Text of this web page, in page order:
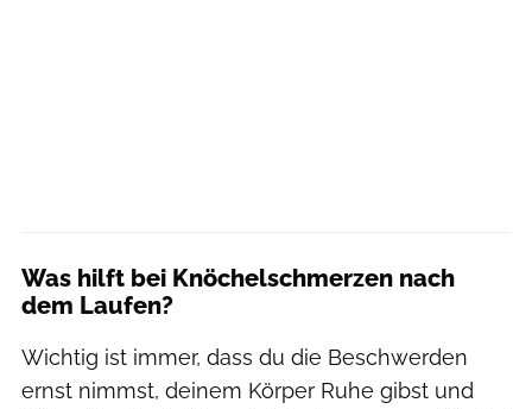
Was hilft bei Knöchelschmerzen nach
dem Laufen?
Wichtig ist immer, dass du die Beschwerden
ernst nimmst, deinem Körper Ruhe gibst und